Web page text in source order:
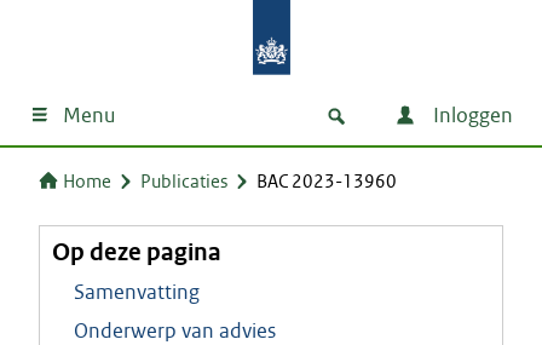
Menu Inloggen
Home Publicaties BAC 2023-13960
Op deze pagina
Samenvatting
Onderwerp van advies